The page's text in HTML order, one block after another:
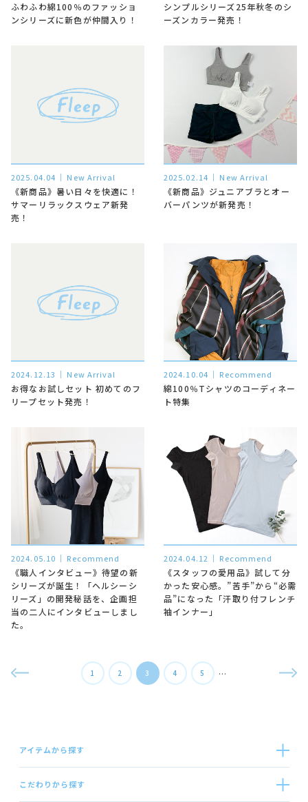
ふわふわ綿100％のファッショ
ンシリーズに新色が仲間入り！
シンプルシリーズ25年秋冬のシ
ーズンカラー発売！
2025.04.04 New Arrival
《新商品》暑い日々を快適に！
サマーリラックスウェア新発
売！
2025.02.14 New Arrival
《新商品》ジュニアブラとオー
バーパンツが新発売！
2024.12.13 New Arrival
お得なお試しセット 初めてのフ
リープセット発売！
2024.10.04 Recommend
綿100％Tシャツのコーディネー
ト特集
2024.05.10 Recommend
《職人インタビュー》待望の新
シリーズが誕生！「ヘルシーシ
リーズ」の開発秘話を、企画担
当の二人にインタビューしまし
た。
2024.04.12 Recommend
《スタッフの愛用品》試して分
かった安心感。”苦手”から“必需
品”になった「汗取り付フレンチ
袖インナー」
1 2 3 4 5 …
アイテムから探す
こだわりから探す